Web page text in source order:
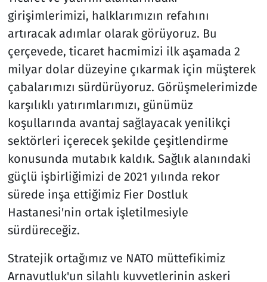
girişimlerimizi, halklarımızın refahını
artıracak adımlar olarak görüyoruz. Bu
çerçevede, ticaret hacmimizi ilk aşamada 2
milyar dolar düzeyine çıkarmak için müşterek
çabalarımızı sürdürüyoruz. Görüşmelerimizde
karşılıklı yatırımlarımızı, günümüz
koşullarında avantaj sağlayacak yenilikçi
sektörleri içerecek şekilde çeşitlendirme
konusunda mutabık kaldık. Sağlık alanındaki
güçlü işbirliğimizi de 2021 yılında rekor
sürede inşa ettiğimiz Fier Dostluk
Hastanesi'nin ortak işletilmesiyle
sürdüreceğiz.
Stratejik ortağımız ve NATO müttefikimiz
Arnavutluk'un silahlı kuvvetlerinin askeri